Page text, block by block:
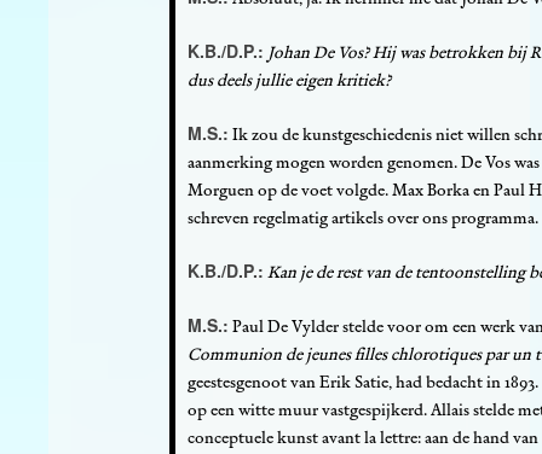
K.B./D.P.: Johan De Vos? Hij was betrokken bij
dus deels jullie eigen kritiek?
M.S.: Ik zou de kunstgeschiedenis niet willen
aanmerking mogen worden genomen. De Vos
Morguen op de voet volgde. Max Borka en Paul
schreven regelmatig artikels over ons programma.
K.B./D.P.: Kan je de rest van de tentoonstelling
M.S.: Paul De Vylder stelde voor om een werk
Communion de jeunes filles chlorotiques par un
geestesgenoot van Erik Satie, had bedacht in
op een witte muur vastgespijkerd. Allais stelde
conceptuele kunst avant la lettre: aan de hand